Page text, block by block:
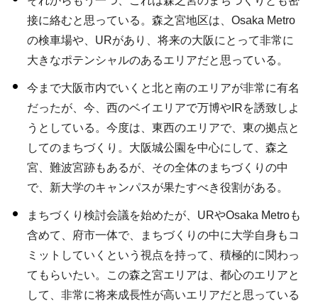
接に絡むと思っている。森之宮地区は、Osaka Metro
の検車場や、URがあり、将来の大阪にとって非常に
大きなポテンシャルのあるエリアだと思っている。
今まで大阪市内でいくと北と南のエリアが非常に有名
だったが、今、西のベイエリアで万博やIRを誘致しよ
うとしている。今度は、東西のエリアで、東の拠点と
してのまちづくり。大阪城公園を中心にして、森之
宮、難波宮跡もあるが、その全体のまちづくりの中
で、新大学のキャンパスが果たすべき役割がある。
まちづくり検討会議を始めたが、URやOsaka Metroも
含めて、府市一体で、まちづくりの中に大学自身もコ
ミットしていくという視点を持って、積極的に関わっ
てもらいたい。この森之宮エリアは、都心のエリアと
して、非常に将来成長性が高いエリアだと思っている